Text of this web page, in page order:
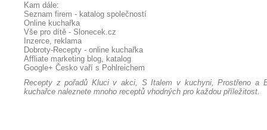
Kam dále:
Seznam firem - katalog společností
Online kuchařka
Vše pro dítě - Slonecek.cz
Inzerce, reklama
Dobroty-Recepty - online kuchařka
Affliate marketing blog, katalog
Google+ Česko vaří s Pohlreichem
Recepty z pořadů Kluci v akci, S Italem v kuchyni, Prostřeno a
kuchařce naleznete mnoho receptů vhodných pro každou příležitost.